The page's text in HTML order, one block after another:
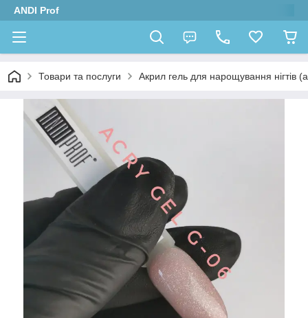
ANDI Prof
Товари та послуги Акрил гель для нарощування нігтів